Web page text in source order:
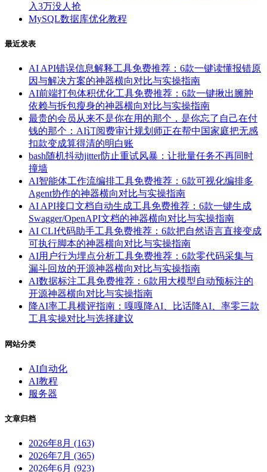
入3万没人抢
MySQL数据库优化教程
最近发表
AI API错误信息解释工具免费推荐：6款一键读懂报错原
因与解决方案的神器横向对比与实操指南
AI前端打包体积优化工具免费推荐：6款一键揪出臃肿
依赖与拆包瘦身的神器横向对比与实操指南
最贵的会员从来不是你在用的那个，是你忘了自己在付
钱的那个：AI订阅费审计规划师正在帮中国家庭把无感
扣款变成算得清的明白账
bash随机抖动jitter防止重试风暴：让批量任务不再同时
撞墙
AI智能体工作流编排工具免费推荐：6款可视化编排多
Agent协作的神器横向对比与实操指南
AI API接口文档自动生成工具免费推荐：6款一键生成
Swagger/OpenAPI文档的神器横向对比与实操指南
AI CLI代码助手工具免费推荐：6款把自然语言直接变成
可执行脚本的神器横向对比与实操指南
AI用户行为埋点分析工具免费推荐：6款零代码采集与
漏斗回放的开源神器横向对比与实操指南
AI数据标注工具免费推荐：6款用大模型自动预标注的
开源神器横向对比与实操指南
降AI率工具横评指南：嘎嘎降AI、比话降AI、率零三款
工具实操对比与选择建议
网站分类
AI自动化
AI教程
服务器
文章归档
2026年8月 (163)
2026年7月 (365)
2026年6月 (923)